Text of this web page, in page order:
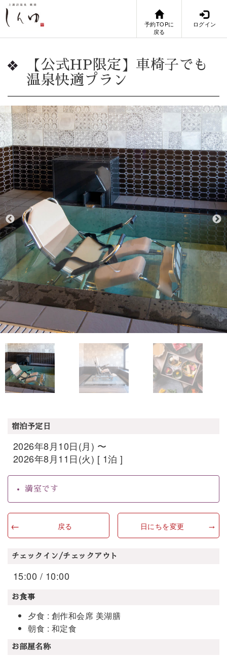
予約TOPに
戻る
ログイン
【公式HP限定】車椅子でも
温泉快適プラン
宿泊予定日
2026年8月10日(月) 〜
2026年8月11日(火) [ 1泊 ]
満室です
戻る 日にちを変更
チェックイン/チェックアウト
15:00 / 10:00
お食事
夕食 : 創作和会席 美湖膳
朝食 : 和定食
お部屋名称